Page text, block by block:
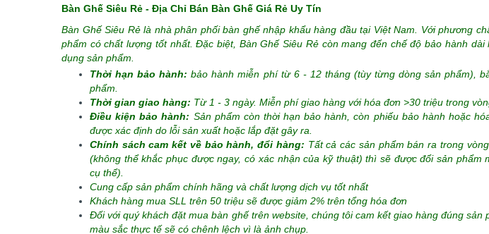
Bàn Ghế Siêu Rẻ - Địa Chỉ Bán Bàn Ghế Giá Rẻ Uy Tín
Bàn Ghế Siêu Rẻ là nhà phân phối bàn ghế nhập khẩu hàng đầu tại Việt Nam. Với phương
phẩm có chất lượng tốt nhất. Đặc biệt, Bàn Ghế Siêu Rẻ còn mang đến chế độ bảo hành
dụng sản phẩm.
Thời hạn bảo hành:bảo hành miễn phí từ 6 - 12 tháng (tùy từng dòng sản phẩm),
phẩm.
Thời gian giao hàng: Từ 1 - 3 ngày. Miễn phí giao hàng với hóa đơn >30 triệu trong
Điều kiện bảo hành: Sản phẩm còn thời hạn bảo hành, còn phiếu bảo hành hoặc
được xác định do lỗi sản xuất hoặc lắp đặt gây ra.
Chính sách cam kết về bảo hành, đổi hàng: Tất cả các sản phẩm bán ra trong
(không thể khắc phục được ngay, có xác nhận của kỹ thuật) thì sẽ được đổi sản phẩm
cụ thể).
Cung cấp sản phẩm chính hãng và chất lượng dịch vụ tốt nhất
Khách hàng mua SLL trên 50 triệu sẽ được giảm 2% trên tổng hóa đơn
Đối với quý khách đặt mua bàn ghế trên website, chúng tôi cam kết giao hàng đúng sản
màu sắc thực tế sẽ có chênh lệch vì là ảnh chụp.